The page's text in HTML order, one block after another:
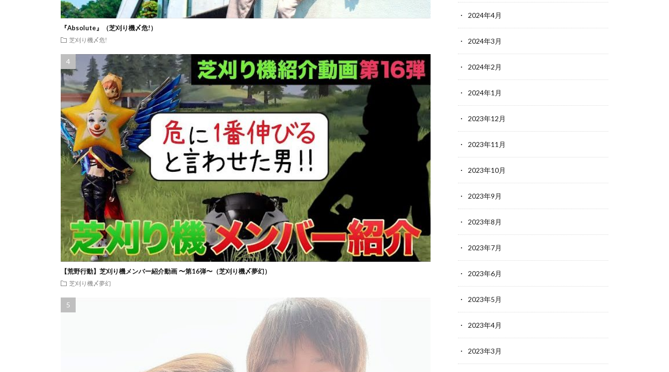
『Absolute』（芝刈り機〆危!）
芝刈り機〆危!
【荒野行動】芝刈り機メンバー紹介動画 〜第16弾〜（芝刈り機〆夢幻）
芝刈り機〆夢幻
2024年4月
2024年3月
2024年2月
2024年1月
2023年12月
2023年11月
2023年10月
2023年9月
2023年8月
2023年7月
2023年6月
2023年5月
2023年4月
2023年3月